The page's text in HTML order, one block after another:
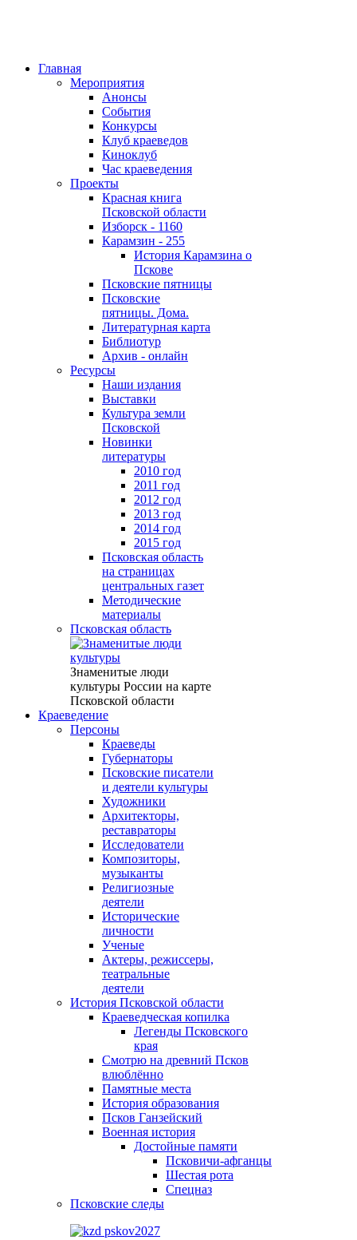
Главная
Мероприятия
Анонсы
События
Конкурсы
Клуб краеведов
Киноклуб
Час краеведения
Проекты
Красная книга
Псковской области
Изборск - 1160
Карамзин - 255
История Карамзина о
Пскове
Псковские пятницы
Псковские
пятницы. Дома.
Литературная карта
Библиотур
Архив - онлайн
Ресурсы
Наши издания
Выставки
Культура земли
Псковской
Новинки
литературы
2010 год
2011 год
2012 год
2013 год
2014 год
2015 год
Псковская область
на страницах
центральных газет
Методические
материалы
Псковская область
Знаменитые люди
культуры России на карте
Псковской области
Краеведение
Персоны
Краеведы
Губернаторы
Псковские писатели
и деятели культуры
Художники
Архитекторы,
реставраторы
Исследователи
Композиторы,
музыканты
Религиозные
деятели
Исторические
личности
Ученые
Актеры, режиссеры,
театральные
деятели
История Псковской области
Краеведческая копилка
Легенды Псковского
края
Смотрю на древний Псков
влюблённо
Памятные места
История образования
Псков Ганзейский
Военная история
Достойные памяти
Псковичи-афганцы
Шестая рота
Спецназ
Псковские следы